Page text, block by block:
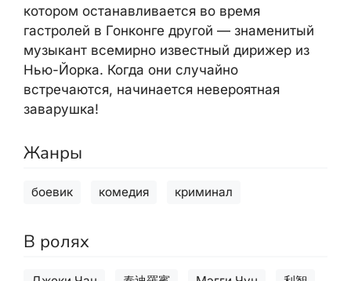
котором останавливается во время
гастролей в Гонконге другой — знаменитый
музыкант всемирно известный дирижер из
Нью-Йорка. Когда они случайно
встречаются, начинается невероятная
заварушка!
Жанры
боевик комедия криминал
В ролях